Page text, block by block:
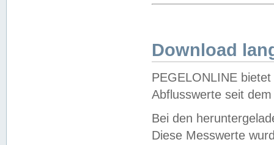
Download
PEGELONLINE
Abflusswerte seit
Bei den
Diese Messwerte